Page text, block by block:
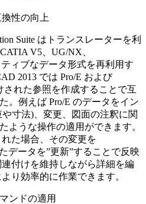
性の向上
Suite はトランスレーターを利
V5、UG/NX、
ティブなデータ形式を再利用す
2013 では Pro/E および
れた参照を作成することで互
。例えば Pro/E のデータをイン
寸法)、変更、図面の注釈に関
ような操作の適用ができます。
た場合、その変更を
データを”更新”することで反映
付けを維持しながら詳細を編
り効率的に作業できます。
ンドの適用